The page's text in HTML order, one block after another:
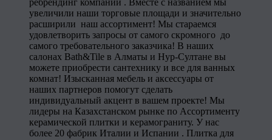
ребрендинг компании . Вместе с названием мы
увеличили наши торговые площади и значительно
расширили наш ассортимент! Мы стараемся
удовлетворить запросы от самого скромного до
самого требовательного заказчика! В наших
салонах Bath&Tile в Алматы и Нур-Султане вы
можете приобрести сантехнику и все для ванных
комнат! Изысканная мебель и аксессуары от
наших партнеров помогут сделать
индивидуальный акцент в вашем проекте! Мы
лидеры на Казахстанском рынке по Ассортименту
керамической плитки и керамограниту. У нас
более 20 фабрик Италии и Испании . Плитка для